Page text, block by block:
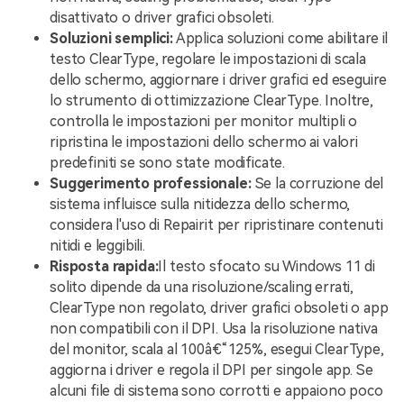
disattivato o driver grafici obsoleti.
Soluzioni semplici:Applica soluzioni come abilitare il
testo ClearType, regolare le impostazioni di scala
dello schermo, aggiornare i driver grafici ed eseguire
lo strumento di ottimizzazione ClearType. Inoltre,
controlla le impostazioni per monitor multipli o
ripristina le impostazioni dello schermo ai valori
predefiniti se sono state modificate.
Suggerimento professionale:Se la corruzione del
sistema influisce sulla nitidezza dello schermo,
considera l'uso di Repairit per ripristinare contenuti
nitidi e leggibili.
Risposta rapida:Il testo sfocato su Windows 11 di
solito dipende da una risoluzione/scaling errati,
ClearType non regolato, driver grafici obsoleti o app
non compatibili con il DPI. Usa la risoluzione nativa
del monitor, scala al 100â€“125%, esegui ClearType,
aggiorna i driver e regola il DPI per singole app. Se
alcuni file di sistema sono corrotti e appaiono poco